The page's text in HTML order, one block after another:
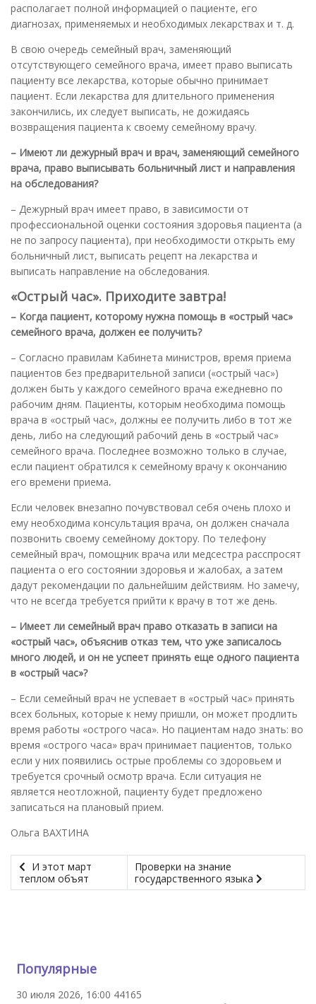
располагает полной информацией о пациенте, его
диагнозах, применяемых и необходимых лекарствах и т. д.
В свою очередь семейный врач, заменяющий
отсутствующего семейного врача, имеет право выписать
пациенту все лекарства, которые обычно принимает
пациент. Если лекарства для длительного применения
закончились, их следует выписать, не дожидаясь
возвращения пациента к своему семейному врачу.
– Имеют ли дежурный врач и врач, заменяющий семейного
врача, право выписывать больничный лист и направления
на обследования?
– Дежурный врач имеет право, в зависимости от
профессиональной оценки состояния здоровья пациента (а
не по запросу пациента), при необходимости открыть ему
больничный лист, выписать рецепт на лекарства и
выписать направление на обследования.
«Острый час». Приходите завтра!
– Когда пациент, которому нужна помощь в «острый час»
семейного врача, должен ее получить?
– Согласно правилам Кабинета министров, время приема
пациентов без предварительной записи («острый час»)
должен быть у каждого семейного врача ежедневно по
рабочим дням. Пациенты, которым необходима помощь
врача в «острый час», должны ее получить либо в тот же
день, либо на следующий рабочий день в «острый час»
семейного врача. Последнее возможно только в случае,
если пациент обратился к семейному врачу к окончанию
его времени приема.
Если человек внезапно почувствовал себя очень плохо и
ему необходима консультация врача, он должен сначала
позвонить своему семейному доктору. По телефону
семейный врач, помощник врача или медсестра расспросят
пациента о его состоянии здоровья и жалобах, а затем
дадут рекомендации по дальнейшим действиям. Но замечу,
что не всегда требуется прийти к врачу в тот же день.
– Имеет ли семейный врач право отказать в записи на
«острый час», объяснив отказ тем, что уже записалось
много людей, и он не успеет принять еще одного пациента
в «острый час»?
– Если семейный врач не успевает в «острый час» принять
всех больных, которые к нему пришли, он может продлить
время работы «острого часа». Но пациентам надо знать: во
время «острого часа» врач принимает пациентов, только
если у них появились острые проблемы со здоровьем и
требуется срочный осмотр врача. Если ситуация не
является неотложной, пациенту будет предложено
записаться на плановый прием.
Ольга ВАХТИНА
И этот март
теплом объят
Проверки на знание
государственного языка
Популярные
30 июля 2026, 16:00 44165